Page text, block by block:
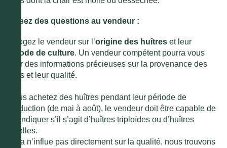
2. Posez des questions au vendeur :
Interrogez le vendeur sur l’origine des huîtres et leur
méthode de culture. Un vendeur compétent pourra vous
fournir des informations précieuses sur la provenance des
huîtres et leur qualité.
Si vous achetez des huîtres pendant leur période de
reproduction (de mai à août), le vendeur doit être capable de
vous indiquer s’il s’agit d’huîtres triploïdes ou d’huîtres
naturelles.
Si cela n’influe pas directement sur la qualité, nous trouvons